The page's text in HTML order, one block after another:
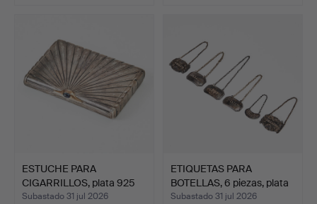
ESTUCHE PARA
CIGARRILLOS, plata 925
con za…
Subastado 31 jul 2026
ETIQUETAS PARA
BOTELLAS, 6 piezas, plata
d…
Subastado 31 jul 2026